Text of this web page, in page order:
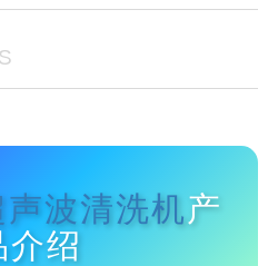
声波清洗机产
介绍